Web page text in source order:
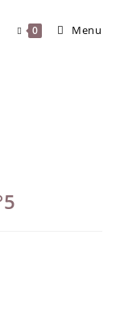
0 Menu